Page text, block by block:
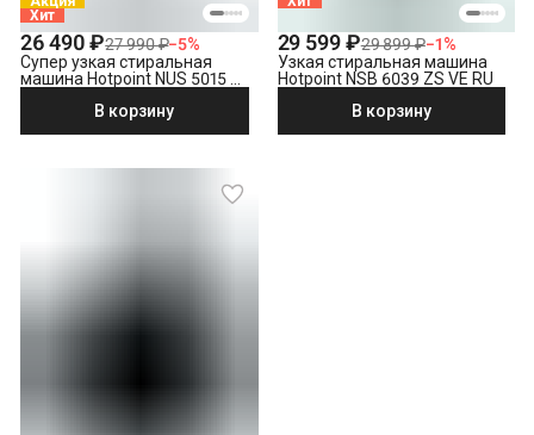
Хит
26 490 ₽27 990 ₽−5%
Супер узкая стиральная
машина Hotpoint NUS 5015 S
В корзину
29 599 ₽29 899 ₽−1%
Узкая стиральная машина
Hotpoint NSB 6039 ZS VE RU
В корзину